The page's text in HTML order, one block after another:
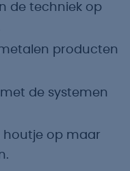
de techniek op
producten
de systemen
houtje op maar